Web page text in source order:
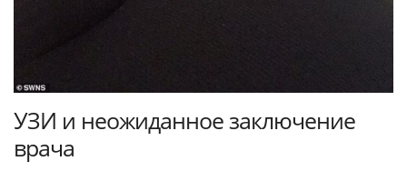
УЗИ и неожиданное заключение
врача